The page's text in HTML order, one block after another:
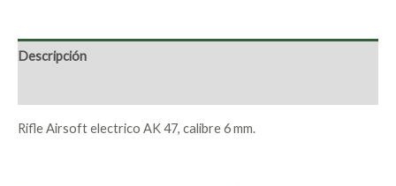
Descripción
Rifle Airsoft electrico AK 47, calibre 6 mm.